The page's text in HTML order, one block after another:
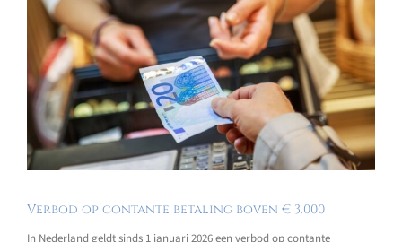
Verbod op contante betaling boven € 3.000
In Nederland geldt sinds 1 januari 2026 een verbod op contante